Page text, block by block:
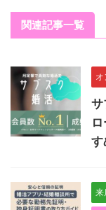
関連記事一覧
サ
す
来